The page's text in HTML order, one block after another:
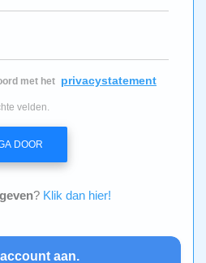
met het privacystatement
velden.
DOOR
? Klik dan hier!
aan.